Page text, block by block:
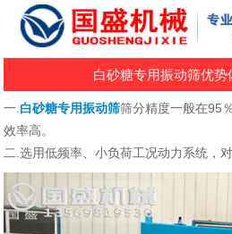
白砂糖专用振动筛优
一. 白砂糖专用振动筛筛分精度一般在95
效率高。
二.选用低频率、小负荷工况动力系统，